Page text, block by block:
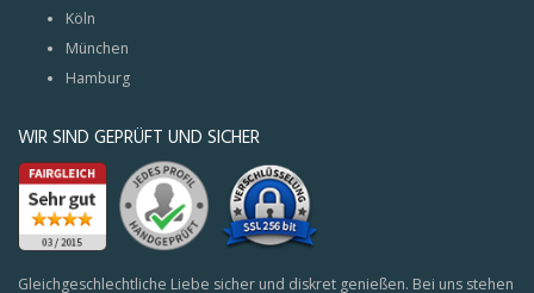
Köln
München
Hamburg
WIR SIND GEPRÜFT UND SICHER
Gleichgeschlechtliche Liebe sicher und diskret genießen. Bei uns stehen